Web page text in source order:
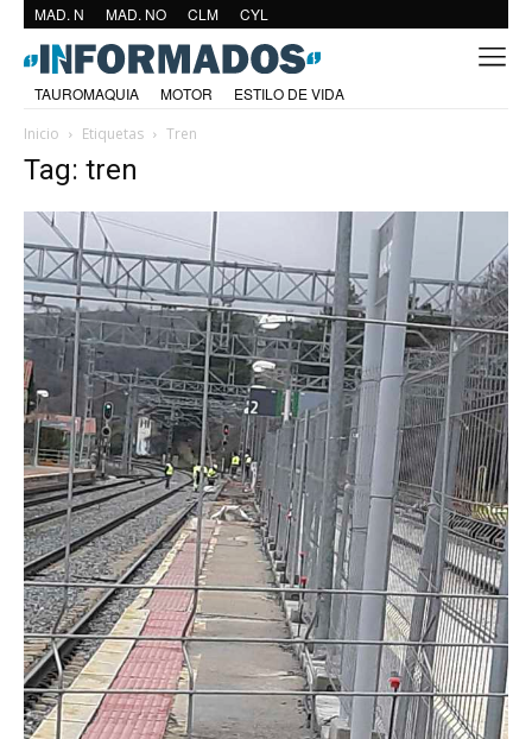
MAD. N MAD. NO CLM CYL
TAUROMAQUIA MOTOR
ESTILO DE VIDA
Inicio
Etiquetas Tren
Tag: tren